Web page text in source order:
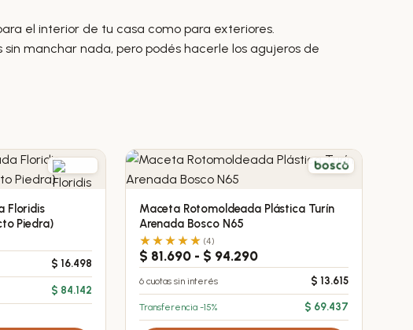
el interior de tu casa como para exteriores.
manchar nada, pero podés hacerle los agujeros de
Floridis
Piedra)
$ 16.498
$ 84.142
Maceta Rotomoldeada Plástica Turín
Arenada Bosco N65
(4)
$ 81.690 - $ 94.290Rango
de
$ 81.690
6 cuotas sin interés $ 13.615
Transferencia -15% $ 69.437
Este
producto
tiene
múltiples
variantes.
Las